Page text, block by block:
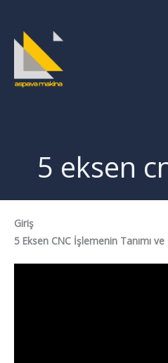
5 eksen
Giriş
5 Eksen CNC İşlemenin Tanımı